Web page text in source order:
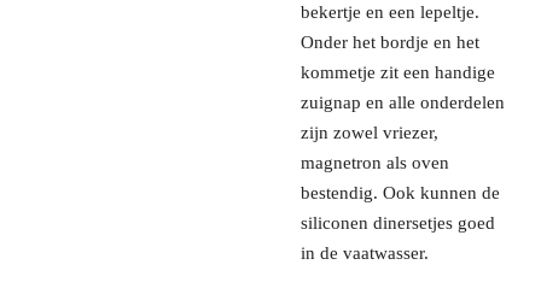
bekertje en een lepeltje.
Onder het bordje en het
kommetje zit een handige
zuignap en alle onderdelen
zijn zowel vriezer,
magnetron als oven
bestendig. Ook kunnen de
siliconen dinersetjes goed
in de vaatwasser.